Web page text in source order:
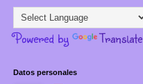
Powered by Translate
Datos personales